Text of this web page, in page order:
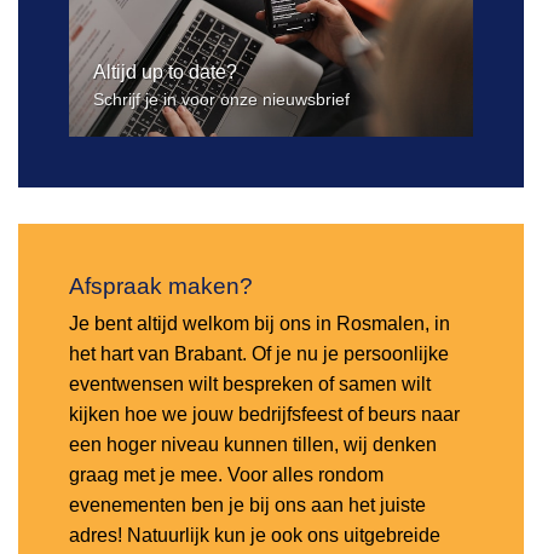
Altijd up to date?
Schrijf je in voor onze nieuwsbrief
Afspraak maken?
Je bent altijd welkom bij ons in Rosmalen, in
het hart van Brabant. Of je nu je persoonlijke
eventwensen wilt bespreken of samen wilt
kijken hoe we jouw bedrijfsfeest of beurs naar
een hoger niveau kunnen tillen, wij denken
graag met je mee. Voor alles rondom
evenementen ben je bij ons aan het juiste
adres! Natuurlijk kun je ook ons uitgebreide